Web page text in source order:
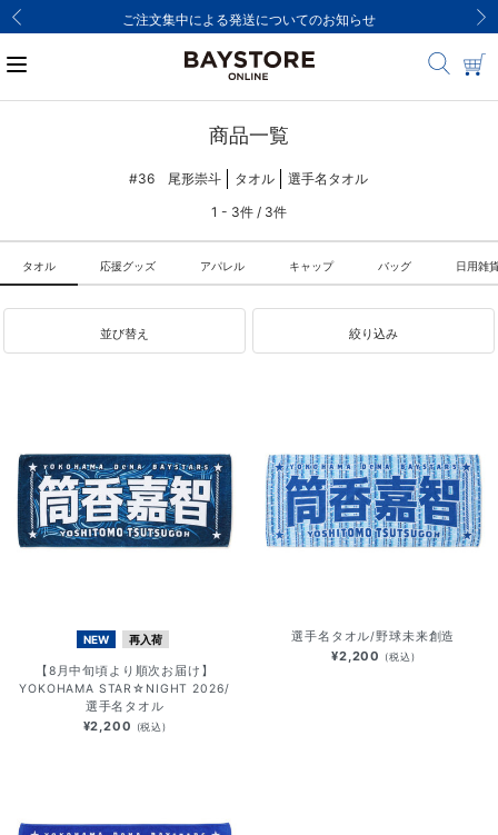
ご注文集中による発送についてのお知らせ
商品一覧
#36 尾形崇斗 タオル
選手名タオル
1 - 3件 / 3件
タオル 応援グッズ アパレル キャップ バッグ 日用雑
並び替え 絞り込み
NEW 再入荷
【8月中旬頃より順次お届け】
YOKOHAMA STAR☆NIGHT 2026/
選手名タオル
¥2,200 (税込)
選手名タオル/野球未来創造
¥2,200 (税込)